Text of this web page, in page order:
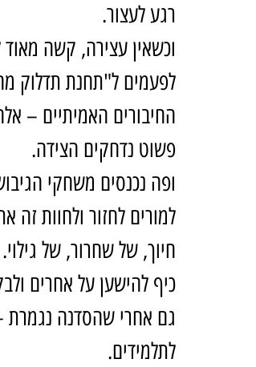
רגע לעצור.
וכשאין עצירה, קשה
לפעמים ל"תחנת תדלוק
החיבורים האמיתיים –
פשוט נדחקים הצידה.
ופה נכנסים משחקי
למורים לחזור ולחוות זה
חיוך, של שחרור, של
כיף להישען על אחרים
גם אחרי שהסדנה נגמרת
לתלמידים.